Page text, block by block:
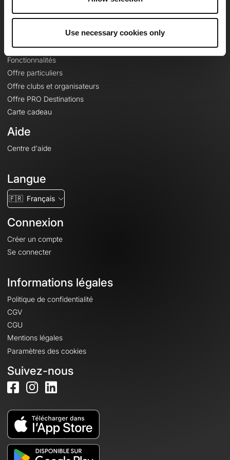
Use necessary cookies only
Le Mag'
Fonds de cartes topographiques
Fonctionnalités
Offre particuliers
Offre clubs et organisateurs
Offre PRO Destinations
Carte cadeau
Aide
Centre d'aide
Langue
🇫🇷 Français
Connexion
Créer un compte
Se connecter
Informations légales
Politique de confidentialité
CGV
CGU
Mentions légales
Paramètres des cookies
Suivez-nous